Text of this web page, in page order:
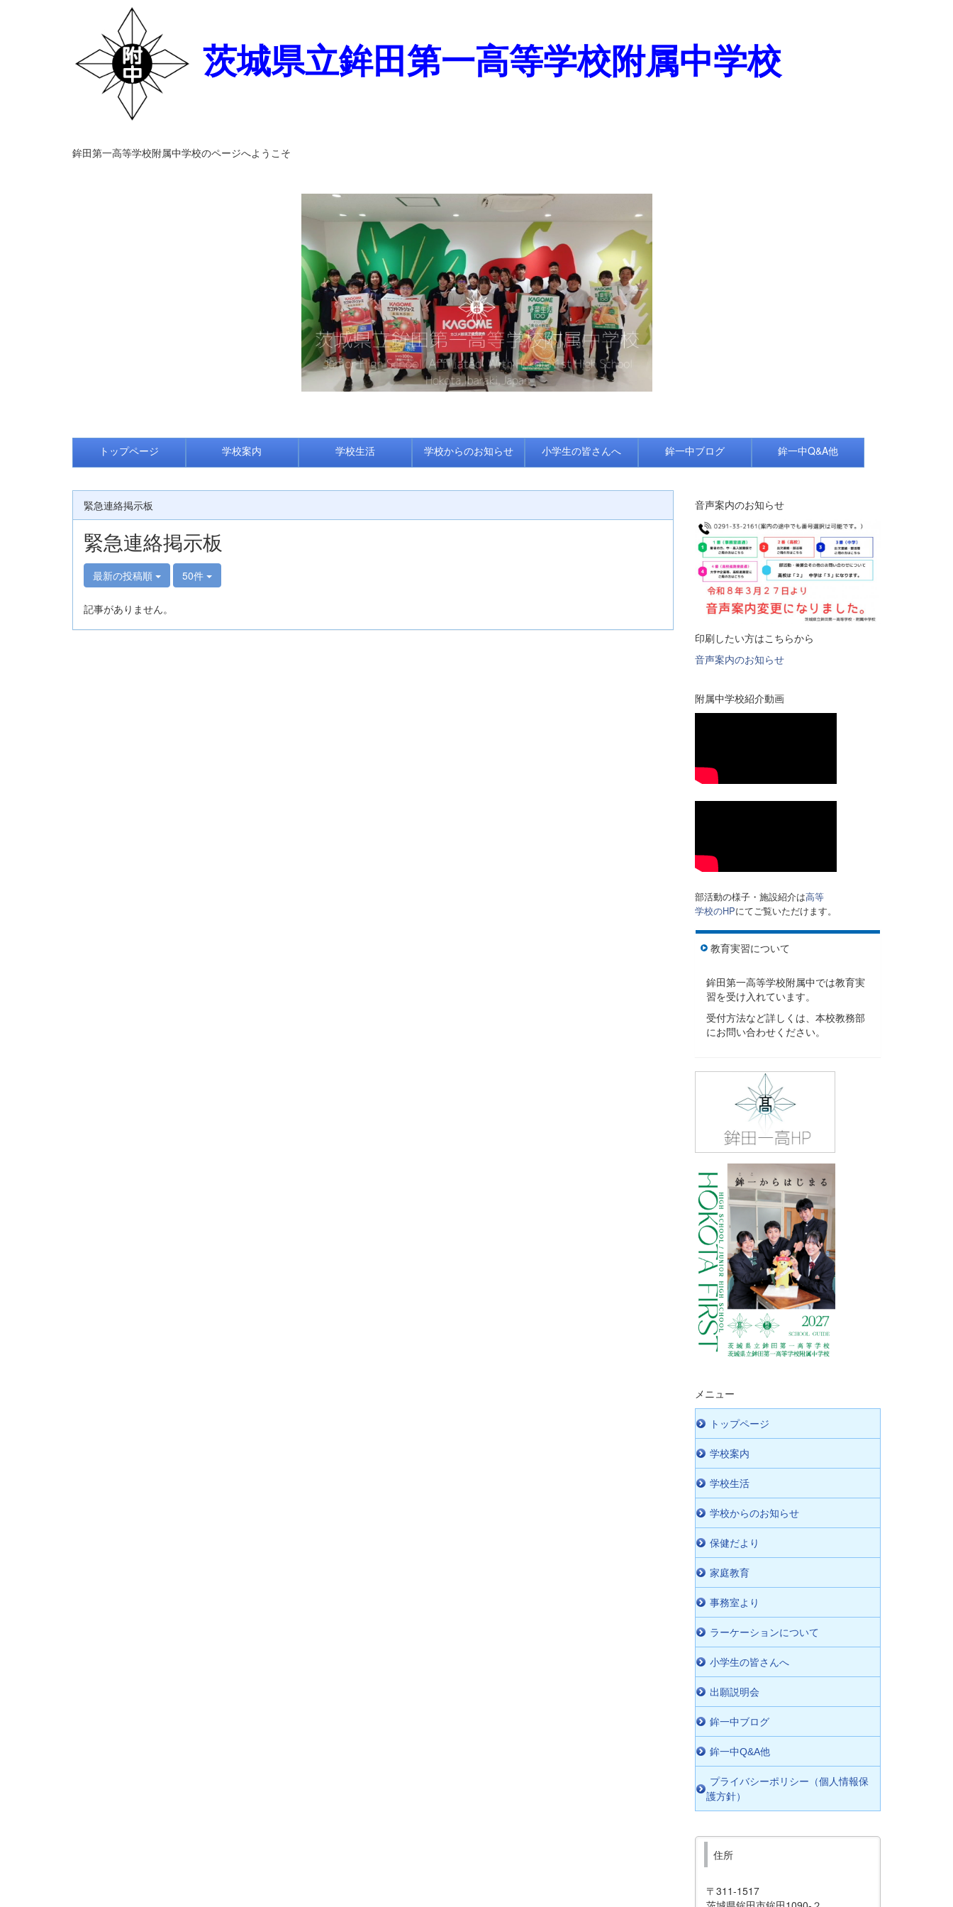
茨城県立鉾田第一高等学校附属中学校
鉾田第一高等学校附属中学校のページへようこそ
トップページ 学校案内 学校生活 学校からのお知らせ 小学生の皆さんへ 鉾一中ブログ 鉾一中Q&A他
緊急連絡掲示板
緊急連絡掲示板
最新の投稿順 50件
記事がありません。
音声案内のお知らせ
印刷したい方はこちらから
音声案内のお知らせ
附属中学校紹介動画
部活動の様子・施設紹介は高等
学校のHPにてご覧いただけます。
教育実習について
鉾田第一高等学校附属中では教育実
習を受け入れています。
受付方法など詳しくは、本校教務部
にお問い合わせください。
メニュー
トップページ
学校案内
学校生活
学校からのお知らせ
保健だより
家庭教育
事務室より
ラーケーションについて
小学生の皆さんへ
出願説明会
鉾一中ブログ
鉾一中Q&A他
プライバシーポリシー（個人情報保
護方針）
住所
〒311-1517